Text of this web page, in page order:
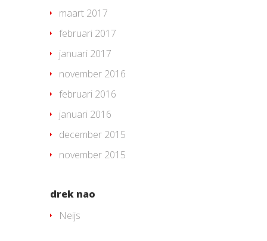
maart 2017
februari 2017
januari 2017
november 2016
februari 2016
januari 2016
december 2015
november 2015
drek nao
Neijs